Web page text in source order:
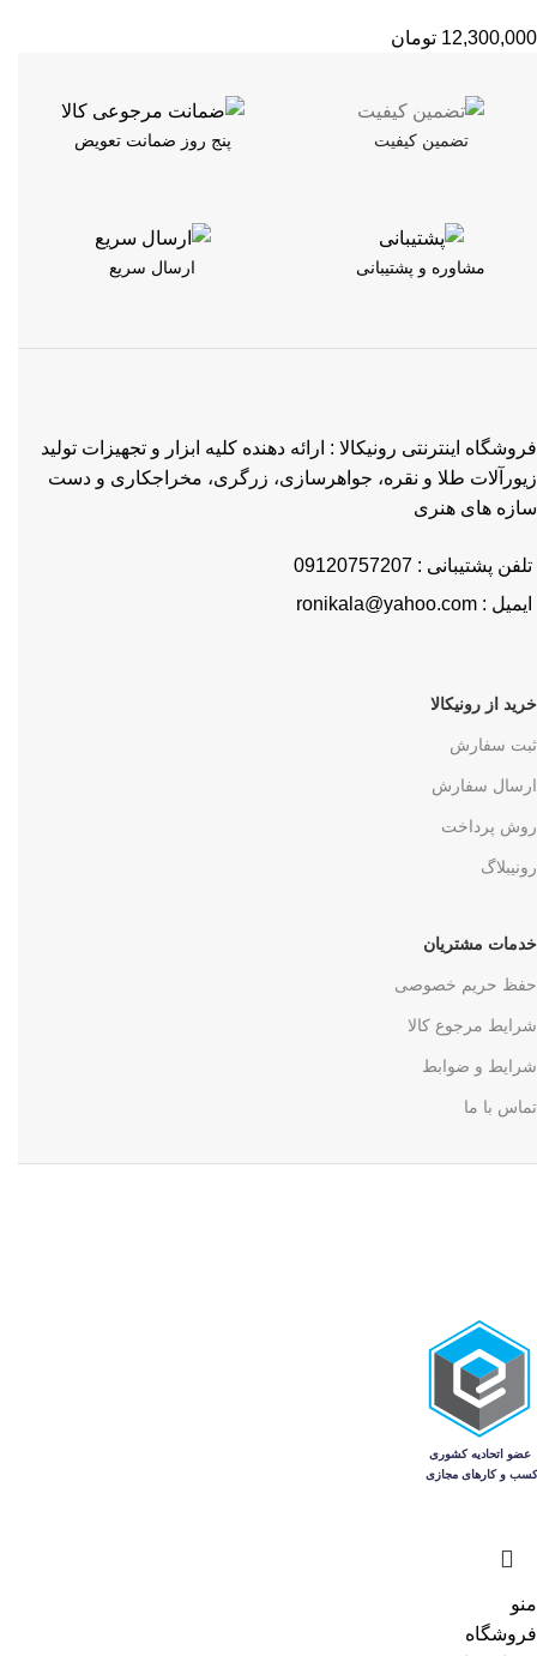
12,300,000 تومان
تضمین کیفیت پنج روز ضمانت تعویض
مشاوره و پشتیبانی ارسال سریع
فروشگاه اینترنتی رونیکالا : ارائه دهنده کلیه ابزار و تجهیزات تولید
زیورآلات طلا و نقره، جواهرسازی، زرگری، مخراجکاری و دست
سازه های هنری
تلفن پشتیبانی : 09120757207
ایمیل : ronikala@yahoo.com
خرید از رونیکالا
ثبت سفارش
ارسال سفارش
روش پرداخت
رونیبلاگ
خدمات مشتریان
حفظ حریم خصوصی
شرایط مرجوع کالا
شرایط و ضوابط
تماس با ما
منو
فروشگاه